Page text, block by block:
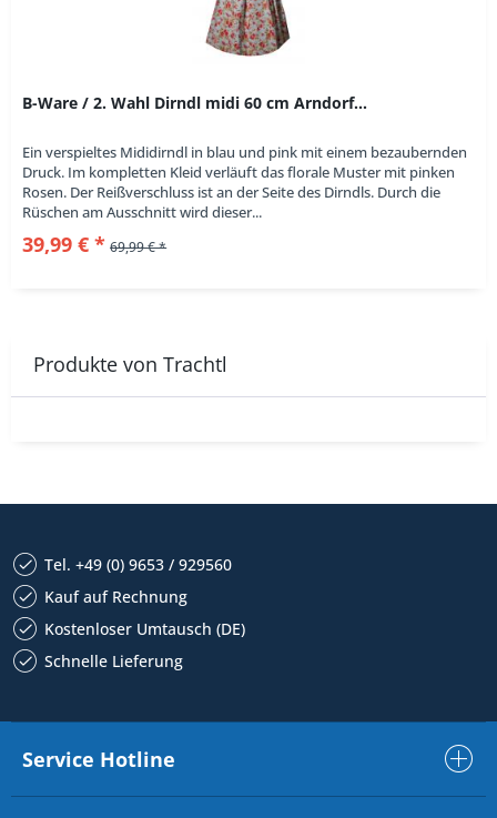
B-Ware / 2. Wahl Dirndl midi 60 cm Arndorf...
Ein verspieltes Mididirndl in blau und pink mit einem bezaubernden
Druck. Im kompletten Kleid verläuft das florale Muster mit pinken
Rosen. Der Reißverschluss ist an der Seite des Dirndls. Durch die
Rüschen am Ausschnitt wird dieser...
39,99 € * 69,99 € *
Produkte von Trachtl
Tel. +49 (0) 9653 / 929560
Kauf auf Rechnung
Kostenloser Umtausch (DE)
Schnelle Lieferung
Service Hotline